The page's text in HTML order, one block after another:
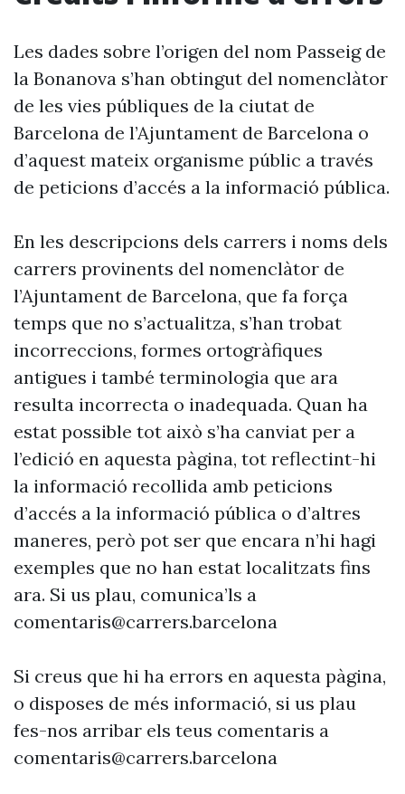
Les dades sobre l’origen del nom Passeig de
la Bonanova s’han obtingut del nomenclàtor
de les vies públiques de la ciutat de
Barcelona de l’Ajuntament de Barcelona o
d’aquest mateix organisme públic a través
de peticions d’accés a la informació pública.
En les descripcions dels carrers i noms dels
carrers provinents del nomenclàtor de
l’Ajuntament de Barcelona, que fa força
temps que no s’actualitza, s’han trobat
incorreccions, formes ortogràfiques
antigues i també terminologia que ara
resulta incorrecta o inadequada. Quan ha
estat possible tot això s’ha canviat per a
l’edició en aquesta pàgina, tot reflectint-hi
la informació recollida amb peticions
d’accés a la informació pública o d’altres
maneres, però pot ser que encara n’hi hagi
exemples que no han estat localitzats fins
ara. Si us plau, comunica’ls a
comentaris@carrers.barcelona
Si creus que hi ha errors en aquesta pàgina,
o disposes de més informació, si us plau
fes-nos arribar els teus comentaris a
comentaris@carrers.barcelona